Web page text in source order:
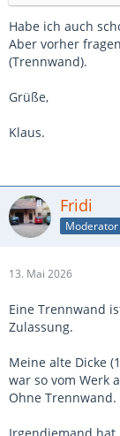
Habe ich auch
Aber vorher
(Trennwand).
Grüße,
Klaus.
Fridi
Moderator
13. Mai 2026
Eine Trennwand
Zulassung.
Meine alte Dicke
war so vom Werk
Ohne Trennwand.